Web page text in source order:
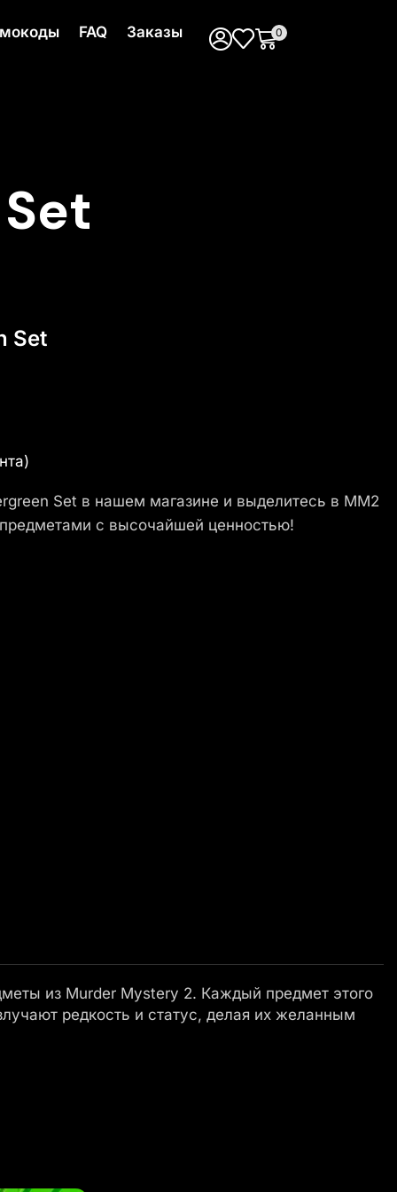
FAQ Заказы 0
Set
Set в нашем магазине и выделитесь в MM2
с высочайшей ценностью!
из Murder Mystery 2. Каждый предмет этого
редкость и статус, делая их желанным